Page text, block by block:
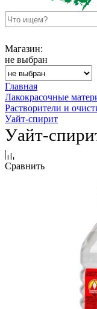
Магазин:
не выбран
Главная
Лакокрасочные
Растворители и
Уайт-спирит
Уайт-
Сравнить